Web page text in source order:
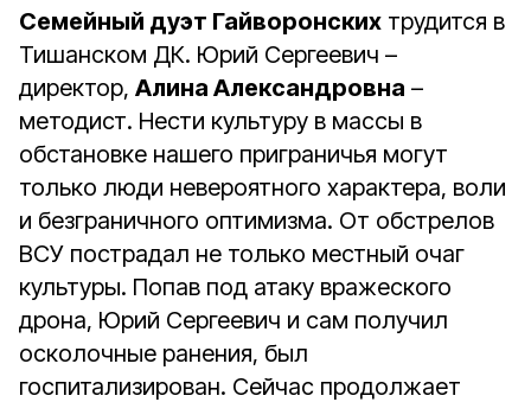
Семейный дуэт Гайворонских трудится в
Тишанском ДК. Юрий Сергеевич –
директор, Алина Александровна –
методист. Нести культуру в массы в
обстановке нашего приграничья могут
только люди невероятного характера, воли
и безграничного оптимизма. От обстрелов
ВСУ пострадал не только местный очаг
культуры. Попав под атаку вражеского
дрона, Юрий Сергеевич и сам получил
осколочные ранения, был
госпитализирован. Сейчас продолжает